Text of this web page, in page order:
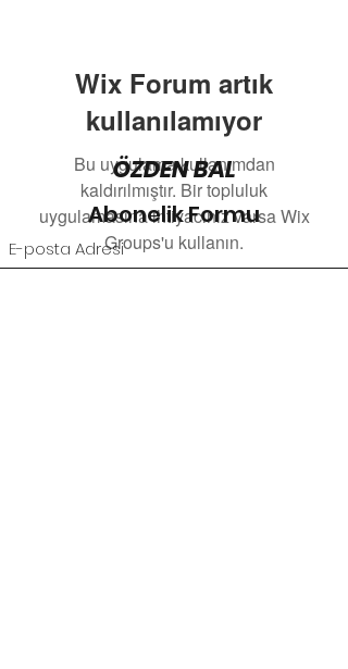
Wix Forum artık
kullanılamıyor
Bu uygulama kullanımdan
kaldırılmıştır. Bir topluluk
uygulamasına ihtiyacınız varsa Wix
Groups'u kullanın.
ÖZDEN BAL
Abonelik Formu